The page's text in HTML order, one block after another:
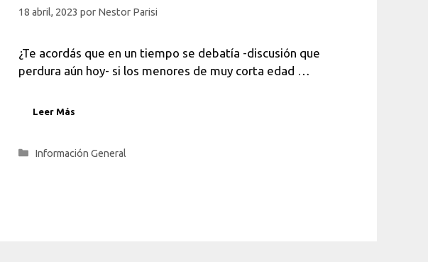
18 abril, 2023 por Nestor Parisi
¿Te acordás que en un tiempo se debatía -discusión que
perdura aún hoy- si los menores de muy corta edad …
Leer Más
Categorías
Información General